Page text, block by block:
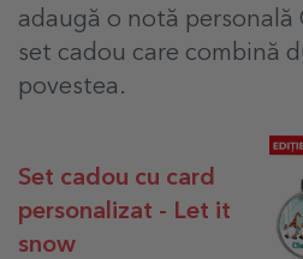
adaugă o notă personală
set cadou care combină
povestea.
Set cadou cu card
personalizat - Let it
snow